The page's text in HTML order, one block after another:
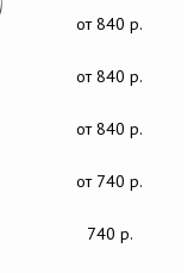
от 840 р.
от 840 р.
от 840 р.
от 740 р.
740 р.